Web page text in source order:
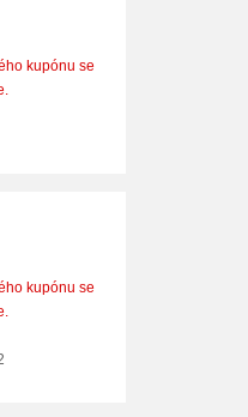
kupónu se
kupónu se